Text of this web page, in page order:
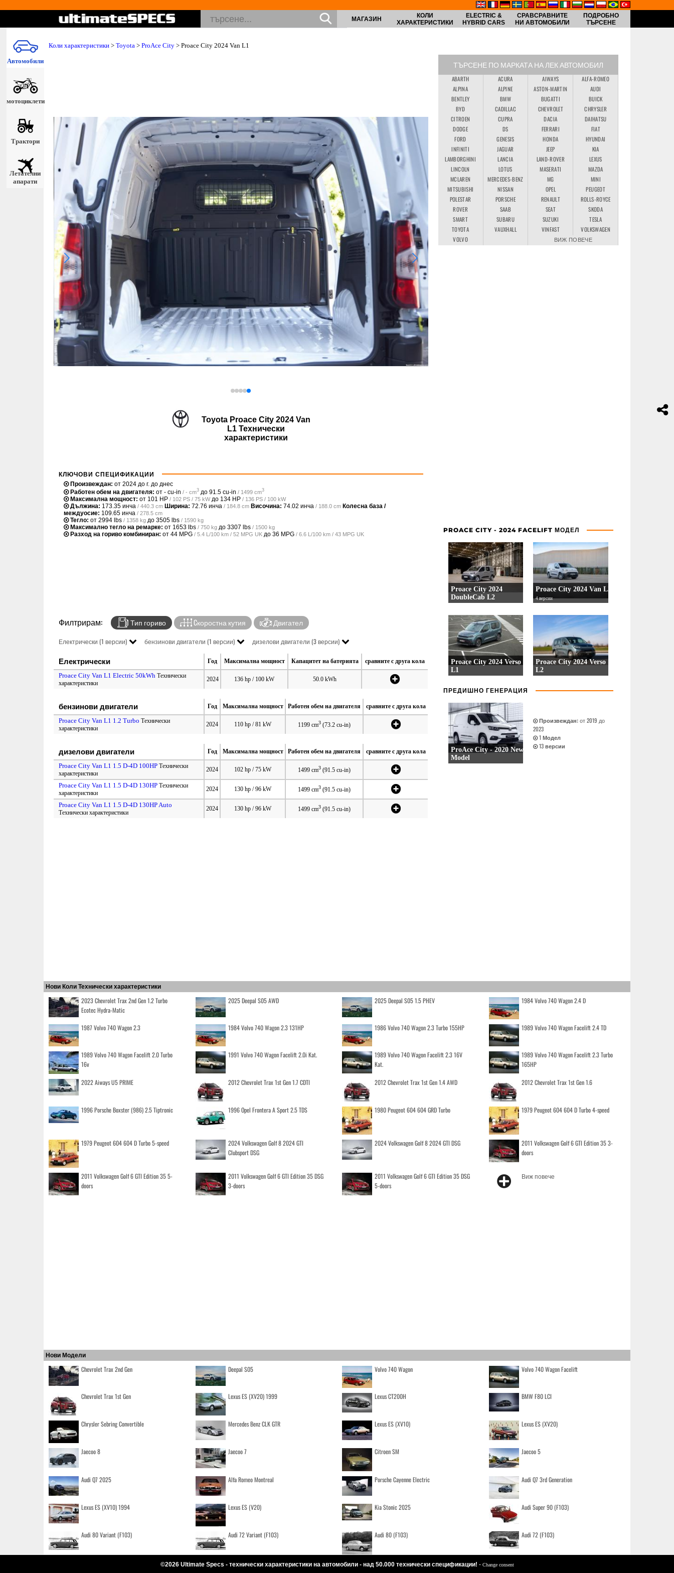
Автомобили
мотоциклети
Трактори
Летателни
апарати
МАГАЗИН
КОЛИ
ХАРАКТЕРИСТИКИ
ELECTRIC &
HYBRID CARS
СРАВСРАВНИТЕ
НИ АВТОМОБИЛИ
ПОДРОБНО
ТЪРСЕНЕ
Коли характеристики > Toyota > ProAce City > Proace City 2024 Van L1
Toyota Proace City 2024 Van
L1 Технически
характеристики
КЛЮЧОВИ СПЕЦИФИКАЦИИ
Произвеждан: от 2024 до г. до днес
Работен обем на двигателя: от - cu-in / - cm3 до 91.5 cu-in / 1499 cm3
Максимална мощност: от 101 HP / 102 PS / 75 kWдо 134 HP / 136 PS / 100 kW
Дължина: 173.35 инча / 440.3 cm Ширина: 72.76 инча / 184.8 cm Височина: 74.02 инча / 188.0 cm Колесна база /
междуосие: 109.65 инча / 278.5 cm
Тегло: от 2994 lbs / 1358 kg до 3505 lbs / 1590 kg
Максимално тегло на ремарке: от 1653 lbs / 750 kg до 3307 lbs / 1500 kg
Разход на гориво комбиниран: от 44 MPG / 5.4 L/100 km / 52 MPG UK до 36 MPG / 6.6 L/100 km / 43 MPG UK
Филтрирам: Тип гориво Cкоростна кутия Двигател
Електрически (1 версии) бензинови двигатели (1 версии) дизелови двигатели (3 версии)
Електрически Год Максимална мощност Капацитет на батерията сравните с друга кола
Proace City Van L1 Electric 50kWh Технически
характеристики
2024 136 hp / 100 kW 50.0 kWh
бензинови двигатели Год Максимална мощност Работен обем на двигателя сравните с друга кола
Proace City Van L1 1.2 Turbo Технически
характеристики
2024 110 hp / 81 kW 1199 cm3 (73.2 cu-in)
дизелови двигатели Год Максимална мощност Работен обем на двигателя сравните с друга кола
Proace City Van L1 1.5 D-4D 100HP Технически
характеристики
2024 102 hp / 75 kW 1499 cm3 (91.5 cu-in)
Proace City Van L1 1.5 D-4D 130HP Технически
характеристики
2024 130 hp / 96 kW 1499 cm3 (91.5 cu-in)
Proace City Van L1 1.5 D-4D 130HP Auto
Технически характеристики
2024 130 hp / 96 kW 1499 cm3 (91.5 cu-in)
ТЪРСЕНЕ ПО МАРКАТА НА ЛЕК АВТОМОБИЛ
ABARTH ACURA AIWAYS
ALFA-ROMEO
ALPINA
ALPINE ASTON-MARTIN
AUDI
BENTLEY
BMW BUGATTI
BUICK
BYD
CADILLAC CHEVROLET
CHRYSLER
CITROEN
CUPRA DACIA
DAIHATSU
DODGE
DS FERRARI
FIAT
FORD
GENESIS HONDA
HYUNDAI
INFINITI
JAGUAR JEEP
KIA
LAMBORGHINI
LANCIA LAND-ROVER
LEXUS
LINCOLN
LOTUS MASERATI
MAZDA
MCLAREN
MERCEDES-BENZ MG
MINI
MITSUBISHI
NISSAN OPEL
PEUGEOT
POLESTAR
PORSCHE RENAULT
ROLLS-ROYCE
ROVER
SAAB SEAT
SKODA
SMART
SUBARU SUZUKI
TESLA
TOYOTA
VAUXHALL VINFAST
VOLKSWAGEN
VOLVO
ВИЖ ПОВЕЧЕ
PROACE CITY - 2024 FACELIFT МОДЕЛ
Proace City 2024
DoubleCab L2
Proace City 2024 Van L2
4 версии
Proace City 2024 Verso
L1
Proace City 2024 Verso
L2
ПРЕДИШНО ГЕНЕРАЦИЯ
ProAce City - 2020 New
Model
Произвеждан:от 2019 до
2023
1Модел
13версии
Нови Коли Технически характеристики
2023 Chevrolet Trax 2nd Gen 1.2 Turbo
Ecotec Hydra-Matic
2025 Deepal S05 AWD 2025 Deepal S05 1.5 PHEV 1984 Volvo 740 Wagon 2.4 D
1987 Volvo 740 Wagon 2.3 1984 Volvo 740 Wagon 2.3 131HP 1986 Volvo 740 Wagon 2.3 Turbo 155HP 1989 Volvo 740 Wagon Facelift 2.4 TD
1989 Volvo 740 Wagon Facelift 2.0 Turbo
16v
1991 Volvo 740 Wagon Facelift 2.0i Kat.
1989 Volvo 740 Wagon Facelift 2.3 16V
Kat.
1989 Volvo 740 Wagon Facelift 2.3 Turbo
165HP
2022 Aiways U5 PRIME 2012 Chevrolet Trax 1st Gen 1.7 CDTI 2012 Chevrolet Trax 1st Gen 1.4 AWD 2012 Chevrolet Trax 1st Gen 1.6
1996 Porsche Boxster (986) 2.5 Tiptronic 1996 Opel Frontera A Sport 2.5 TDS 1980 Peugeot 604 604 GRD Turbo 1979 Peugeot 604 604 D Turbo 4-speed
1979 Peugeot 604 604 D Turbo 5-speed
2024 Volkswagen Golf 8 2024 GTI
Clubsport DSG
2024 Volkswagen Golf 8 2024 GTI DSG
2011 Volkswagen Golf 6 GTI Edition 35 3-
doors
2011 Volkswagen Golf 6 GTI Edition 35 5-
doors
2011 Volkswagen Golf 6 GTI Edition 35 DSG
3-doors
2011 Volkswagen Golf 6 GTI Edition 35 DSG
5-doors
Виж повече
Нови Модели
Chevrolet Trax 2nd Gen Deepal S05 Volvo 740 Wagon Volvo 740 Wagon Facelift
Chevrolet Trax 1st Gen Lexus ES (XV20) 1999 Lexus CT200H BMW F80 LCI
Chrysler Sebring Convertible Mercedes Benz CLK GTR Lexus ES (XV10) Lexus ES (XV20)
Jaecoo 8 Jaecoo 7 Citroen SM Jaecoo 5
Audi Q7 2025 Alfa Romeo Montreal Porsche Cayenne Electric Audi Q7 3rd Generation
Lexus ES (XV10) 1994 Lexus ES (V20) Kia Stonic 2025 Audi Super 90 (F103)
Audi 80 Variant (F103) Audi 72 Variant (F103) Audi 80 (F103) Audi 72 (F103)
©2026 Ultimate Specs - технически характеристики на автомобили - над 50.000 технически спецификации! - Change consent